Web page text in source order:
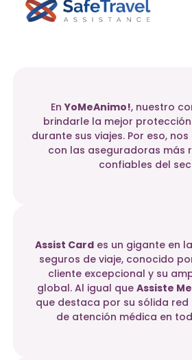
EnYoMeAnimo!, nuestro
brindarle la mejor
durante sus viajes. Por eso,
con las aseguradoras más
confiables del
Assist Cardes un gigante en
seguros de viaje, conocido
cliente excepcional y su
global. Al igual que Assiste
que destaca por su sólida
de atención médica en